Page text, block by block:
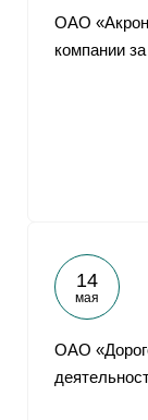
ОАО
компании
14
мая
ОАО